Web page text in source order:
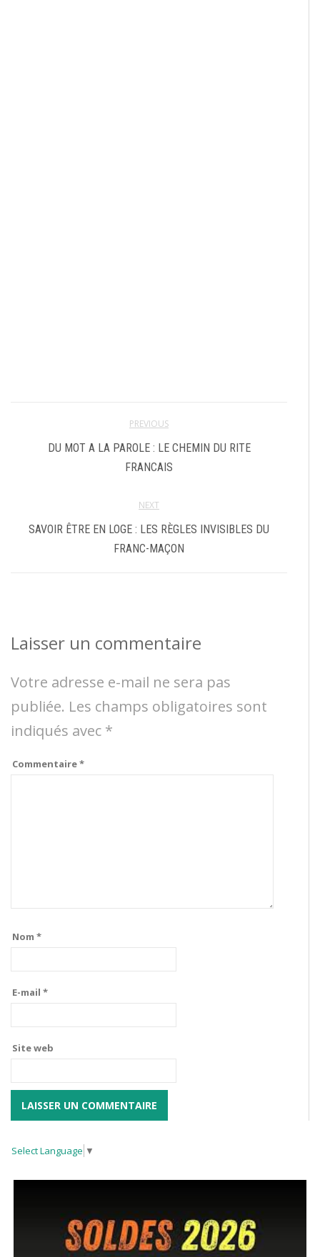
PREVIOUS
DU MOT A LA PAROLE : LE CHEMIN DU RITE
FRANCAIS
NEXT
SAVOIR ÊTRE EN LOGE : LES RÈGLES INVISIBLES DU
FRANC-MAÇON
Laisser un commentaire
Votre adresse e-mail ne sera pas
publiée. Les champs obligatoires sont
indiqués avec *
Commentaire*
Nom *
E-mail *
Site web
Select Language ▼